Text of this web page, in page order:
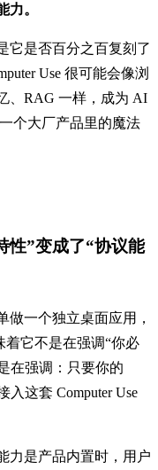
力。
它是否百分之百复刻了
Use 很可能会像浏
、RAG 一样，成为 AI
个大厂产品里的魔法
性”变成了“协议能
做一个独立桌面应用，
着它不是在强调“你必
在强调：只要你的
入这套 Computer Use
力是产品内置时，用户